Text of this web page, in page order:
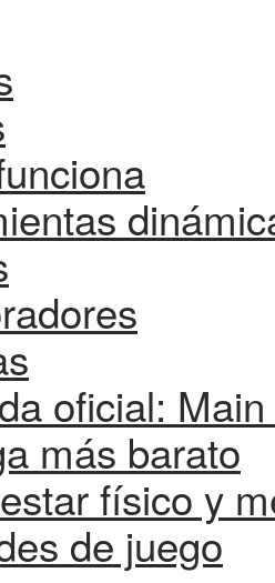
oficial:
más barato
físico y
de juego